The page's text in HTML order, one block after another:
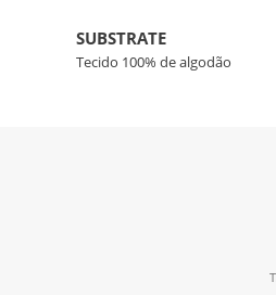
SUBSTRATE
Tecido 100% de algodão